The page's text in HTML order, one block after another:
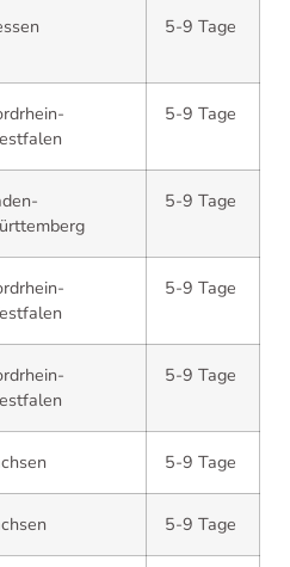
5-9 Tage
5-9 Tage
5-9 Tage
5-9 Tage
5-9 Tage
5-9 Tage
5-9 Tage